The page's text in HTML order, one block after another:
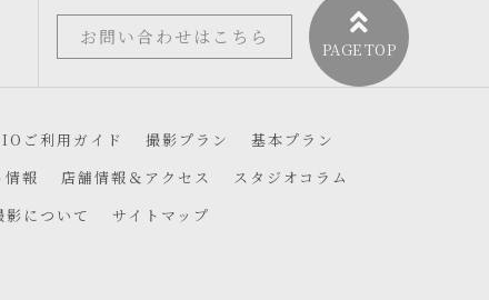
お問い合わせはこちら
ご利用ガイド 撮影プラン
基本プラン
報 店舗情報＆アクセス
スタジオコラム
影について サイトマップ